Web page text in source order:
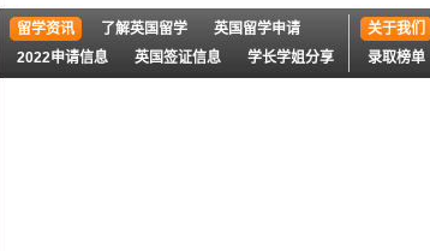
留学资讯 了解英国留学
英国留学申请
2022申请信息
英国签证信息 学长学姐分享
关于我们
录取榜单